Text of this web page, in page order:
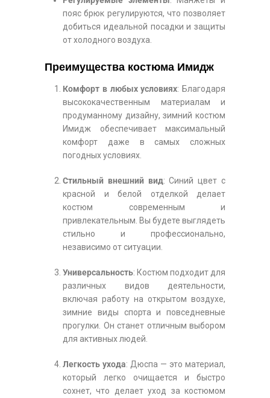
пояс брюк регулируются, что позволяет
добиться идеальной посадки и защиты
от холодного воздуха.
Преимущества костюма Имидж
Комфорт в любых условиях: Благодаря
высококачественным материалам и
продуманному дизайну, зимний костюм
Имидж обеспечивает максимальный
комфорт даже в самых сложных
погодных условиях.
Стильный внешний вид: Синий цвет с
красной и белой отделкой делает
костюм современным и
привлекательным. Вы будете выглядеть
стильно и профессионально,
независимо от ситуации.
Универсальность: Костюм подходит для
различных видов деятельности,
включая работу на открытом воздухе,
зимние виды спорта и повседневные
прогулки. Он станет отличным выбором
для активных людей.
Легкость ухода: Дюспа — это материал,
который легко очищается и быстро
сохнет, что делает уход за костюмом